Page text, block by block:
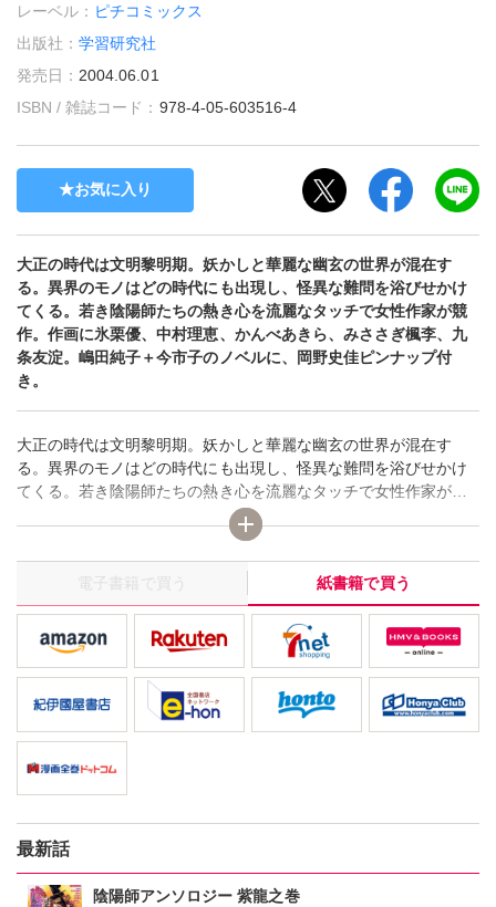
レーベル： ピチコミックス
出版社：学習研究社
発売日： 2004.06.01
ISBN / 雑誌コード： 978-4-05-603516-4
お気に入り
大正の時代は文明黎明期。妖かしと華麗な幽玄の世界が混在す
る。異界のモノはどの時代にも出現し、怪異な難問を浴びせかけ
てくる。若き陰陽師たちの熱き心を流麗なタッチで女性作家が競
作。作画に氷栗優、中村理恵、かんべあきら、みささぎ楓李、九
条友淀。嶋田純子＋今市子のノベルに、岡野史佳ピンナップ付
き。
大正の時代は文明黎明期。妖かしと華麗な幽玄の世界が混在す
る。異界のモノはどの時代にも出現し、怪異な難問を浴びせかけ
てくる。若き陰陽師たちの熱き心を流麗なタッチで女性作家が競
作。作画に氷栗優、中村理恵、かんべあきら、みささぎ楓李、九
条友淀。嶋田純子＋今市子のノベルに、岡野史佳ピンナップ付
き。
電子書籍で買う
紙書籍で買う
最新話
陰陽師アンソロジー 紫龍之巻